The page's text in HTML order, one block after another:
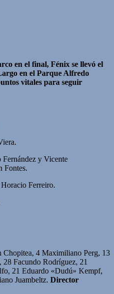
en el final, Fénix se llevó el
en el Parque Alfredo
vitales para seguir
Fernández y Vicente
Fontes.
Horacio Ferreiro.
4 Maximiliano Perg, 13
Facundo Rodríguez, 21
21 Eduardo «Dudú» Kempf,
Juambeltz. Director